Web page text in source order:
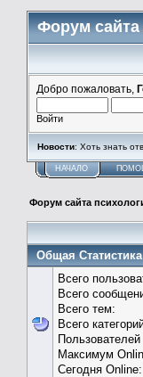
Форум сайта
Добро пожаловать,
Войти
Новости: Хоть знать
НАЧАЛО
Форум сайта
Общая Статистика
Всего
Всего
Всего тем:
Всего
Максимум
Сегодня Online: